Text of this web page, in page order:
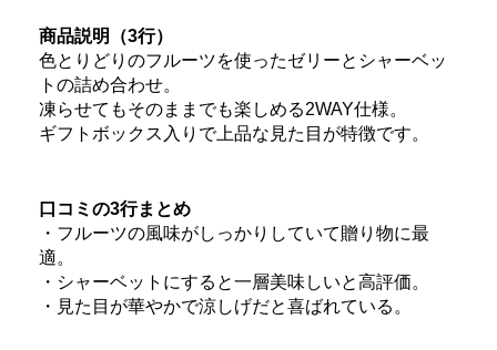
商品説明（3行）
色とりどりのフルーツを使ったゼリーとシャーベッ
トの詰め合わせ。
凍らせてもそのままでも楽しめる2WAY仕様。
ギフトボックス入りで上品な見た目が特徴です。
口コミの3行まとめ
・フルーツの風味がしっかりしていて贈り物に最
適。
・シャーベットにすると一層美味しいと高評価。
・見た目が華やかで涼しげだと喜ばれている。